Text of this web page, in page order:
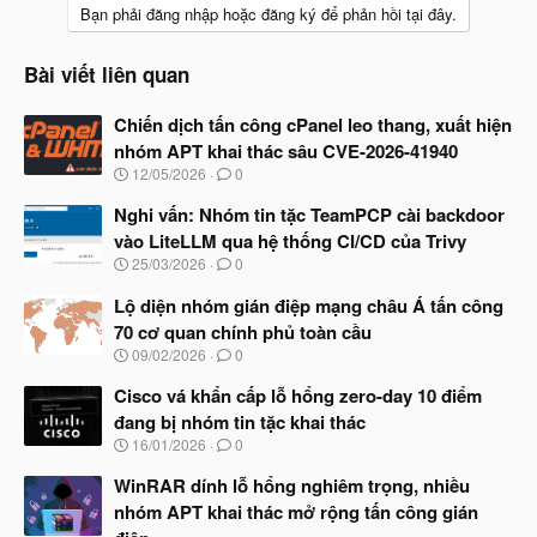
o
n
:
Bạn phải đăng nhập hoặc đăng ký để phản hồi tại đây.
Bài viết liên quan
Chiến dịch tấn công cPanel leo thang, xuất hiện
nhóm APT khai thác sâu CVE-2026-41940
N
à
y
b
ắ
đ
ầ
u
12/05/2026 0
Nghi vấn: Nhóm tin tặc TeamPCP cài backdoor
vào LiteLLM qua hệ thống CI/CD của Trivy
N
à
y
b
ắ
đ
ầ
u
25/03/2026 0
Lộ diện nhóm gián điệp mạng châu Á tấn công
70 cơ quan chính phủ toàn cầu
N
à
b
ắ
đ
ầ
u
09/02/2026 0
Cisco vá khẩn cấp lỗ hổng zero-day 10 điểm
đang bị nhóm tin tặc khai thác
N
à
b
16/01/2026 0
WinRAR dính lỗ hổng nghiêm trọng, nhiều
nhóm APT khai thác mở rộng tấn công gián